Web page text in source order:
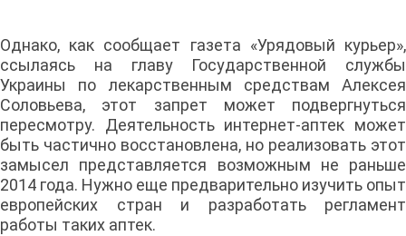
Однако, как сообщает газета «Урядовый курьер»,
ссылаясь на главу Государственной службы
Украины по лекарственным средствам Алексея
Соловьева, этот запрет может подвергнуться
пересмотру. Деятельность интернет-аптек может
быть частично восстановлена, но реализовать этот
замысел представляется возможным не раньше
2014 года. Нужно еще предварительно изучить опыт
европейских стран и разработать регламент
работы таких аптек.